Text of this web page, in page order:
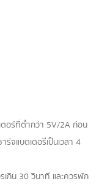
ตอร์ที่ต่ำกว่า 5V/2A ก่อน
ร์จแบตเตอรี่เป็นเวลา 4
เกิน 30 วินาที และควรพัก